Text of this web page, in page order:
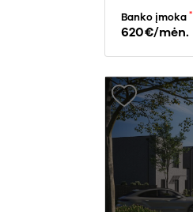
Banko įmoka *
620€/mėn.